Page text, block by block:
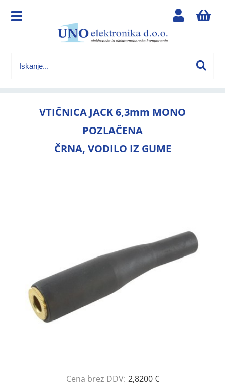
VTIČNICA JACK 6,3mm MONO
POZLAČENA
ČRNA, VODILO IZ GUME
Cena brez DDV: 2,8200 €